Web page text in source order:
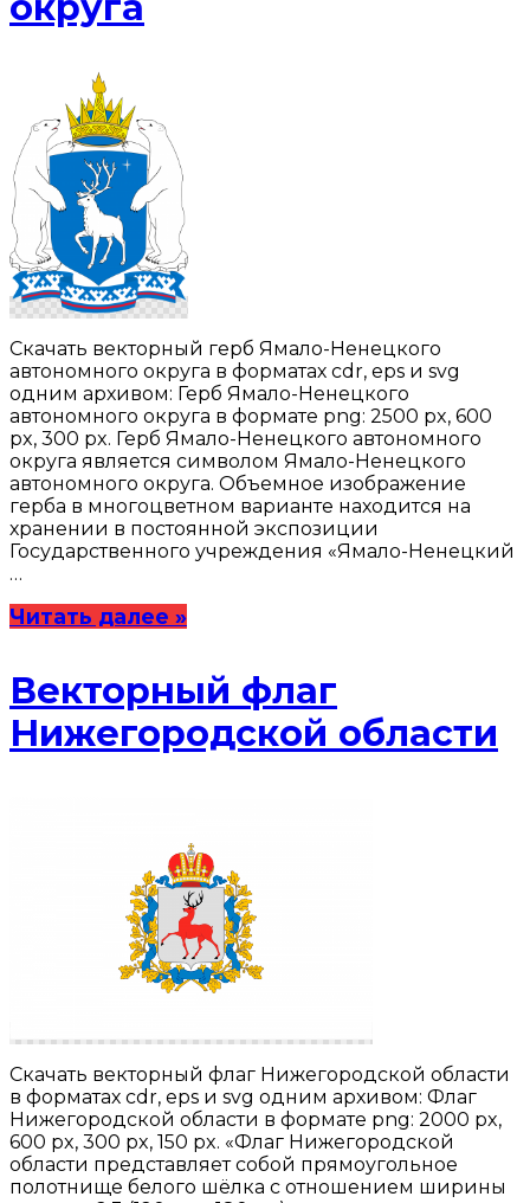
Скачать векторный герб Ямало-Ненецкого
автономного округа в форматах cdr, eps и svg
одним архивом: Герб Ямало-Ненецкого
автономного округа в формате png: 2500 px, 600
px, 300 px. Герб Ямало-Ненецкого автономного
округа является символом Ямало-Ненецкого
автономного округа. Объемное изображение
герба в многоцветном варианте находится на
хранении в постоянной экспозиции
Государственного учреждения «Ямало-Ненецкий
…
Читать далее »
Векторный флаг
Нижегородской области
Скачать векторный флаг Нижегородской области
в форматах cdr, eps и svg одним архивом: Флаг
Нижегородской области в формате png: 2000 px,
600 px, 300 px, 150 px. «Флаг Нижегородской
области представляет собой прямоугольное
полотнище белого шёлка с отношением ширины